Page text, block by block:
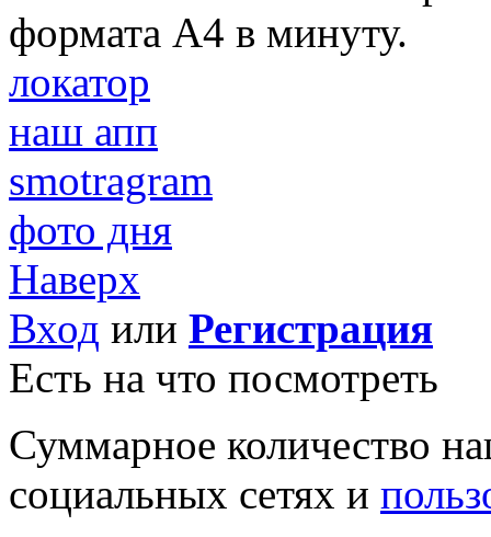
формата А4 в минуту.
локатор
наш апп
smotragram
фото дня
Наверх
Вход или Регистрация
Есть на что посмотреть
Суммарное количество
социальных сетях и